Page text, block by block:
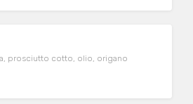
prosciutto cotto, olio, origano